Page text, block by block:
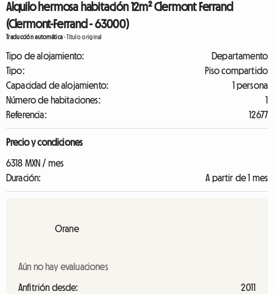
Alquilo hermosa habitación 12m² Clermont Ferrand
(Clermont-Ferrand - 63000)
Traducción automática-Título original
Tipo de alojamiento:
Departamento
Tipo:
Piso compartido
Capacidad de alojamiento:
1 persona
Número de habitaciones:
1
Referencia:
12677
Precio y condiciones
6318 MXN / mes
Duración:
A partir de 1 mes
Orane
Aún no hay evaluaciones
Anfitrión desde: 2011